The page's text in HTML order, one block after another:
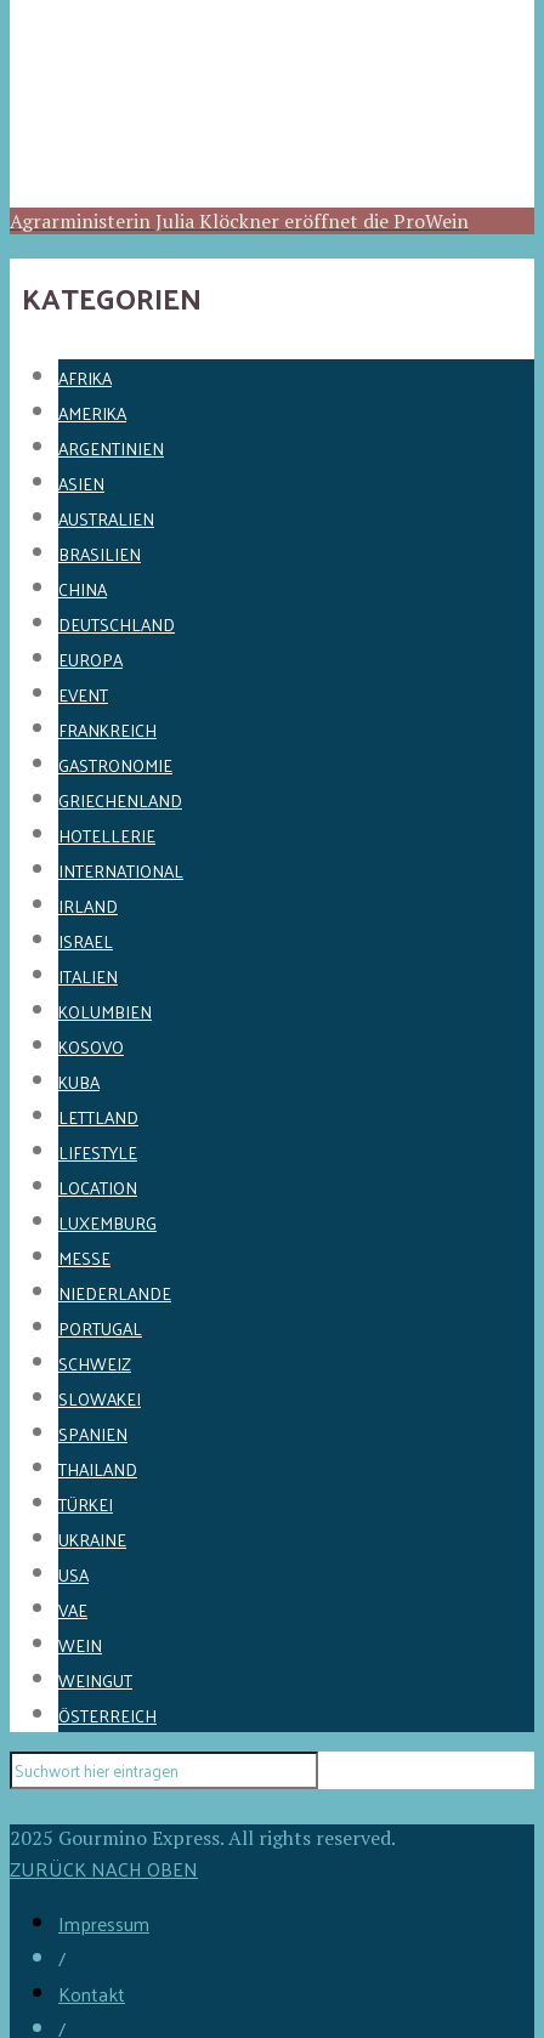
Agrarministerin Julia Klöckner eröffnet die ProWein
KATEGORIEN
AFRIKA
AMERIKA
ARGENTINIEN
ASIEN
AUSTRALIEN
BRASILIEN
CHINA
DEUTSCHLAND
EUROPA
EVENT
FRANKREICH
GASTRONOMIE
GRIECHENLAND
HOTELLERIE
INTERNATIONAL
IRLAND
ISRAEL
ITALIEN
KOLUMBIEN
KOSOVO
KUBA
LETTLAND
LIFESTYLE
LOCATION
LUXEMBURG
MESSE
NIEDERLANDE
PORTUGAL
SCHWEIZ
SLOWAKEI
SPANIEN
THAILAND
TÜRKEI
UKRAINE
USA
VAE
WEIN
WEINGUT
ÖSTERREICH
2025 Gourmino Express. All rights reserved.
ZURÜCK NACH OBEN
Impressum
/
Kontakt
/